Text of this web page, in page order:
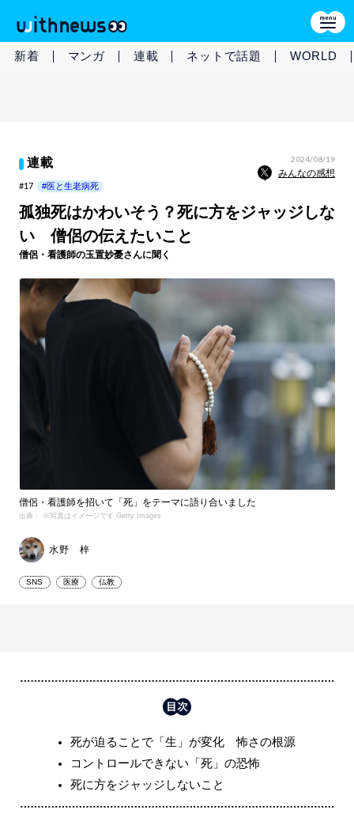
新着 マンガ 連載 ネットで話題 WORLD
連載 2024/08/19
みんなの感想
#17 #医と生老病死
孤独死はかわいそう？死に方をジャッジしな
い 僧侶の伝えたいこと
僧侶・看護師の玉置妙憂さんに聞く
僧侶・看護師を招いて「死」をテーマに語り合いました
出典： ※写真はイメージです Getty Images
水野 梓
SNS 医療 仏教
死が迫ることで「生」が変化 怖さの根源
コントロールできない「死」の恐怖
死に方をジャッジしないこと